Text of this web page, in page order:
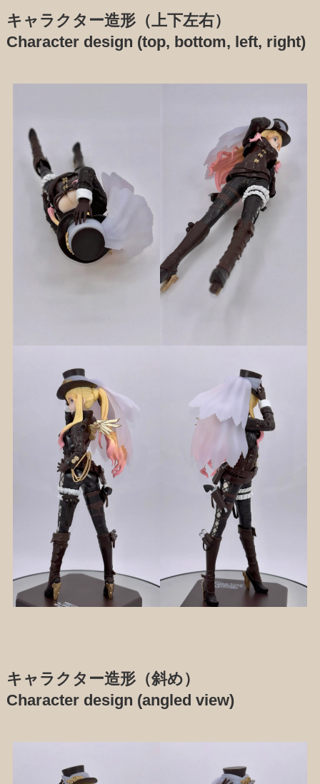
キャラクター造形（上下左右）
Character design (top, bottom, left, right)
キャラクター造形（斜め）
Character design (angled view)